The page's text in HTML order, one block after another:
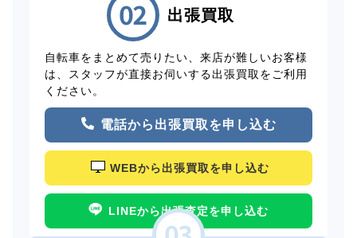
出張買取
自転車をまとめて売りたい、来店が難しいお客様
は、スタッフが直接お伺いする出張買取をご利用
ください。
電話から出張買取を申し込む
WEBから出張買取を申し込む
LINEから出張査定を申し込む